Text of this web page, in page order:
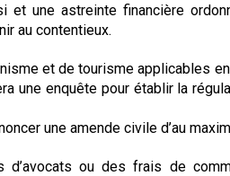
une astreinte financière
au contentieux.
et de tourisme applicables
une enquête pour établir la
une amende civile d’au
d’avocats ou des frais de